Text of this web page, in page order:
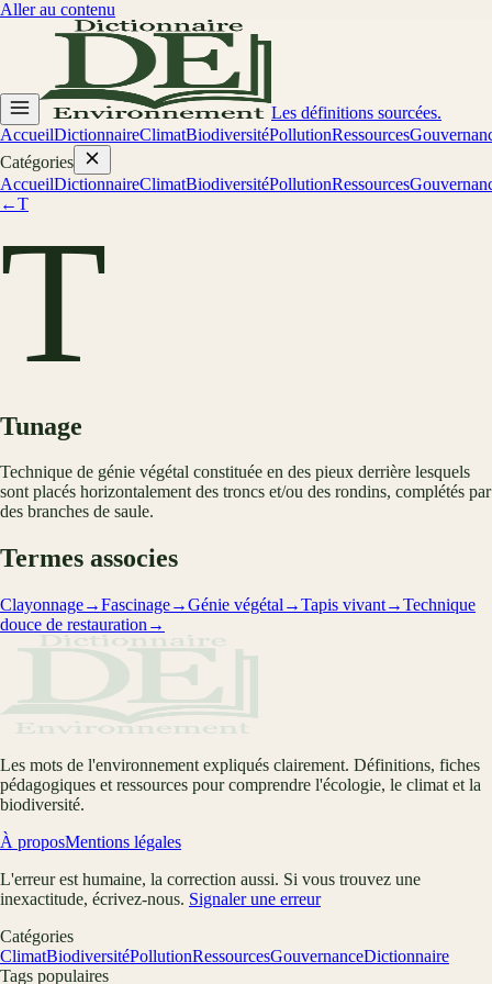
Aller au contenu
Les définitions sourcées.
AccueilDictionnaireClimatBiodiversitéPollutionRessources
Catégories
AccueilDictionnaireClimatBiodiversitéPollutionRessources
←T
T
Tunage
Technique de génie végétal constituée en des pieux derrière lesquels
sont placés horizontalement des troncs et/ou des rondins, complétés par
des branches de saule.
Termes associes
Clayonnage→Fascinage→Génie végétal →Tapis vivant→Technique
douce de restauration →
Les mots de l'environnement expliqués clairement. Définitions, fiches
pédagogiques et ressources pour comprendre l'écologie, le climat et la
biodiversité.
À proposMentions légales
L'erreur est humaine, la correction aussi. Si vous trouvez une
inexactitude, écrivez-nous. Signaler une erreur
Catégories
ClimatBiodiversitéPollutionRessourcesGouvernanceDictionnaire
Tags populaires